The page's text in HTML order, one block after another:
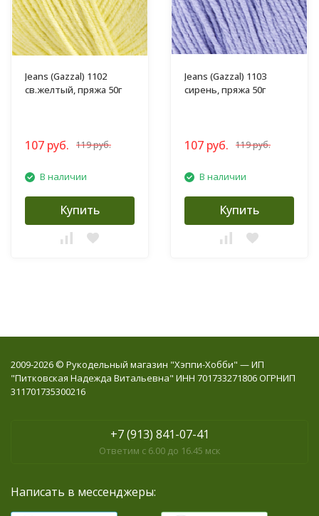
Jeans (Gazzal) 1102
св.желтый, пряжа 50г
107 руб. 119 руб.
В наличии
Купить
Jeans (Gazzal) 1103
сирень, пряжа 50г
107 руб. 119 руб.
В наличии
Купить
2009-2026 © Рукодельный магазин "Хэппи-Хобби" — ИП
"Питковская Надежда Витальевна" ИНН 701733271806 ОГРНИП
311701735300216
+7 (913) 841-07-41
Ответим с 6.00 до 16.45 мск
Написать в мессенджеры: